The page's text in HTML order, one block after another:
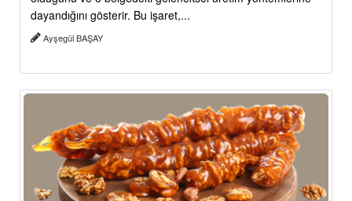
dayandığını gösterir. Bu işaret,...
Ayşegül BAŞAY